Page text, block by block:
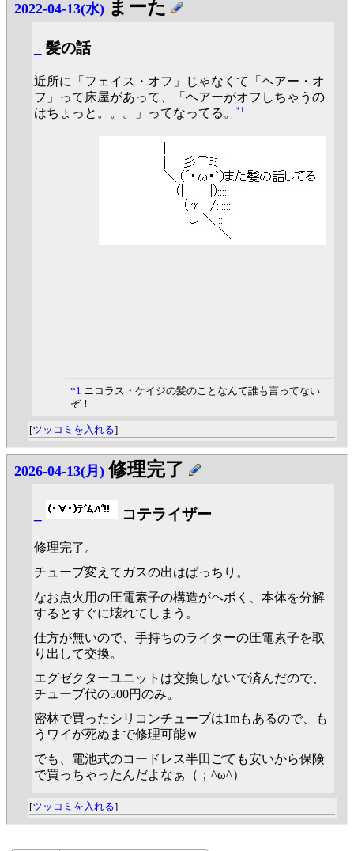
2022-04-13(水) まーた
髪の話
近所に「フェイス・オフ」じゃなくて「ヘアー・オ
フ」って床屋があって、「ヘアーがオフしちゃうの
はちょっと。。。」ってなってる。
*1
*1 ニコラス・ケイジの髪のことなんて誰も言ってない
ぞ！
[ツッコミを入れる]
2026-04-13(月) 修理完了
コテライザー
修理完了。
チューブ変えてガスの出はばっちり。
なお点火用の圧電素子の構造がヘボく、本体を分解
するとすぐに壊れてしまう。
仕方が無いので、手持ちのライターの圧電素子を取
り出して交換。
エグゼクターユニットは交換しないで済んだので、
チューブ代の500円のみ。
密林で買ったシリコンチューブは1mもあるので、も
うワイが死ぬまで修理可能ｗ
でも、電池式のコードレス半田ごても安いから保険
で買っちゃったんだよなぁ（；^ω^）
[ツッコミを入れる]